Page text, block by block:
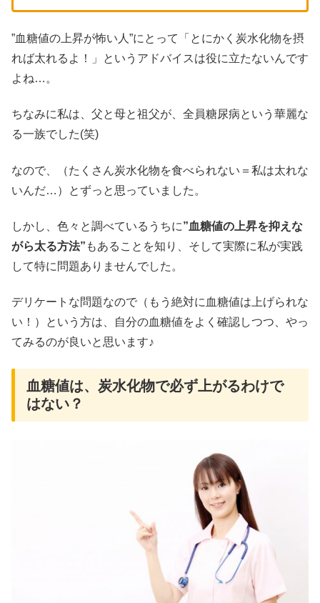
”血糖値の上昇が怖い人”にとって「とにかく炭水化物を摂
れば太れるよ！」というアドバイスは役に立たないんです
よね…。
ちなみに私は、父と母と祖父が、全員糖尿病という華麗な
る一族でした(笑)
なので、（たくさん炭水化物を食べられない＝私は太れな
いんだ…）とずっと思っていました。
しかし、色々と調べているうちに”血糖値の上昇を抑えな
がら太る方法” もあることを知り、そして実際に私が実践
して特に問題ありませんでした。
デリケートな問題なので（もう絶対に血糖値は上げられな
い！）という方は、自分の血糖値をよく確認しつつ、やっ
てみるのが良いと思います♪
血糖値は、炭水化物で必ず上がるわけで
はない？